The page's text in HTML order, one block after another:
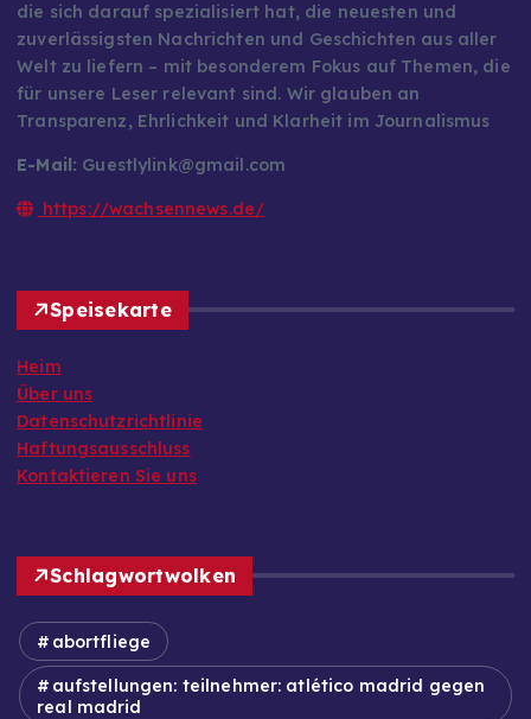
die sich darauf spezialisiert hat, die neuesten und
zuverlässigsten Nachrichten und Geschichten aus aller
Welt zu liefern – mit besonderem Fokus auf Themen, die
für unsere Leser relevant sind. Wir glauben an
Transparenz, Ehrlichkeit und Klarheit im Journalismus
E-Mail: Guestlylink@gmail.com
https://wachsennews.de/
Speisekarte
Heim
Über uns
Datenschutzrichtlinie
Haftungsausschluss
Kontaktieren Sie uns
Schlagwortwolken
abortfliege
aufstellungen: teilnehmer: atlético madrid gegen
real madrid